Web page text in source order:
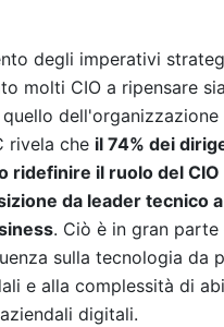
degli imperativi
molti CIO a ripensare
dell'organizzazione
rivela che il 74% dei
ridefinire il ruolo del
da leader tecnico
. Ciò è in gran
sulla tecnologia da
e alla complessità di
digitali.